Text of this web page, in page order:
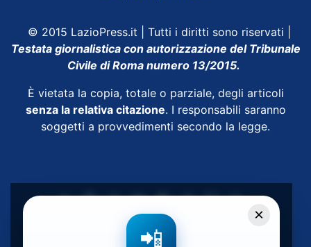
© 2015 LazioPress.it | Tutti i diritti sono riservati |
Testata giornalistica con autorizzazione del Tribunale
Civile di Roma numero 13/2015.
È vietata la copia, totale o parziale, degli articoli
senza la relativa citazione. I responsabili saranno
soggetti a provvedimenti secondo la legge.
×
📲
Powered by SpheraHouse